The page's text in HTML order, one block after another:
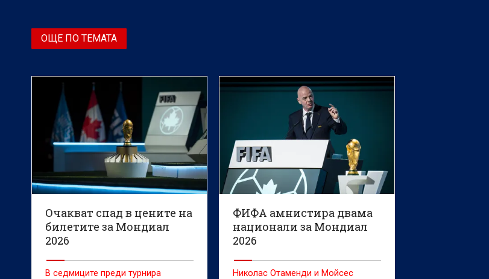
ОЩЕ ПО ТЕМАТА
Очакват спад в цените на
билетите за Мондиал
2026
В седмиците преди турнира
ФИФА амнистира двама
национали за Мондиал
2026
Николас Отаменди и Мойсес